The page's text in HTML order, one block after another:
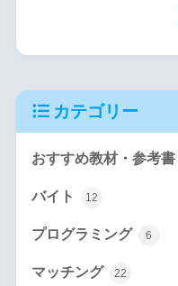
カテゴリー
おすすめ教材・参考書
バイト 12
プログラミング 6
マッチング 22